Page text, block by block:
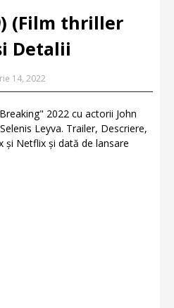
(Film thriller
Detalii
14, 2022
2022 cu actorii John
Leyva. Trailer, Descriere,
și Netflix și dată de lansare